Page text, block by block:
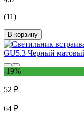
(11)
В корзину
-19%
52 ₽
64 ₽